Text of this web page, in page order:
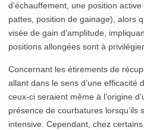
d’échauffement, une position
pattes, position de gainage), alors
visée de gain d’amplitude,
positions allongées sont à
Concernant les étirements de
allant dans le sens d’une efficacité
ceux-ci seraient même à l’origine
présence de courbatures lorsqu’ils
intensive. Cependant, chez